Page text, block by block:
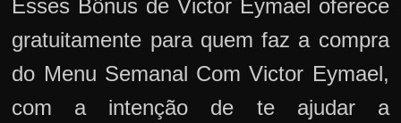
Esses Bônus de Victor Eymael oferece
gratuitamente para quem faz a compra
do Menu Semanal Com Victor Eymael,
com a intenção de te ajudar a